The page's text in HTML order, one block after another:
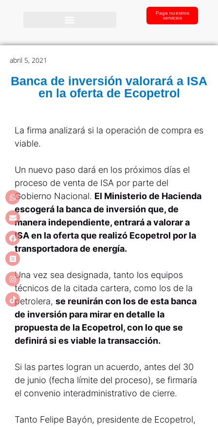
Paga nuestros
servicios
abril 5, 2021
Banca de inversión valorará a ISA
en la oferta de Ecopetrol
La firma analizará si la operación de compra es
viable.
Un nuevo paso dará en los próximos días el
proceso de venta de ISA por parte del
Gobierno Nacional. El Ministerio de Hacienda
escogerá la banca de inversión que, de
manera independiente, entrará a valorar a
ISA en la oferta que realizó Ecopetrol por la
transportadora de energía.
Una vez sea designada, tanto los equipos
técnicos de la citada cartera, como los de la
petrolera, se reunirán con los de esta banca
de inversión para mirar en detalle la
propuesta de la Ecopetrol, con lo que se
definirá si es viable la transacción.
Si las partes logran un acuerdo, antes del 30
de junio (fecha límite del proceso), se firmaría
el convenio interadministrativo de cierre.
Tanto Felipe Bayón, presidente de Ecopetrol,